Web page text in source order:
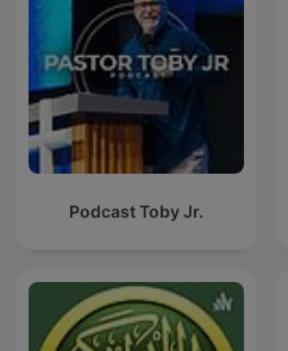
Podcast Toby Jr.